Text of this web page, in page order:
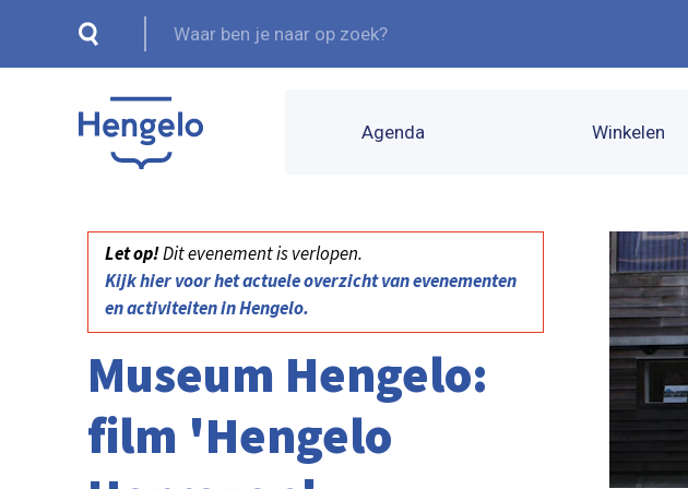
Agenda Winkelen
Let op!Dit evenement is verlopen.
Kijk hier voor het actuele overzicht van evenementen
en activiteiten in Hengelo.
Museum Hengelo:
film 'Hengelo